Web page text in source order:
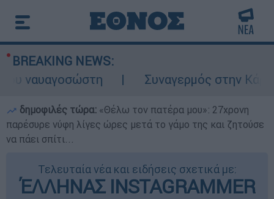
BREAKING NEWS:
Συναγερμός στην Κάρπαθο:
δημοφιλές τώρα: «Θέλω τον πατέρα μου»: 27χρονη
παρέσυρε νύφη λίγες ώρες μετά το γάμο της και ζητούσε
να πάει σπίτι...
Τελευταία νέα και ειδήσεις σχετικά με:
ΈΛΛΗΝΑΣ INSTAGRAMMER